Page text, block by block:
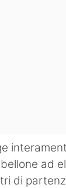
ad
di